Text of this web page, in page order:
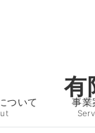
有
ついて 事業